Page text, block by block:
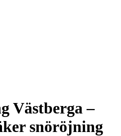
Västberga –
snöröjning